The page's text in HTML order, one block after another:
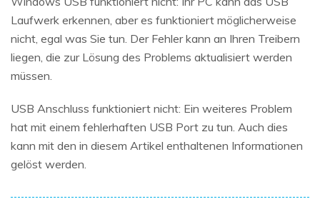
Laufwerk erkennen, aber es funktioniert möglicherweise
nicht, egal was Sie tun. Der Fehler kann an Ihren Treibern
liegen, die zur Lösung des Problems aktualisiert werden
müssen.
USB Anschluss funktioniert nicht: Ein weiteres Problem
hat mit einem fehlerhaften USB Port zu tun. Auch dies
kann mit den in diesem Artikel enthaltenen Informationen
gelöst werden.